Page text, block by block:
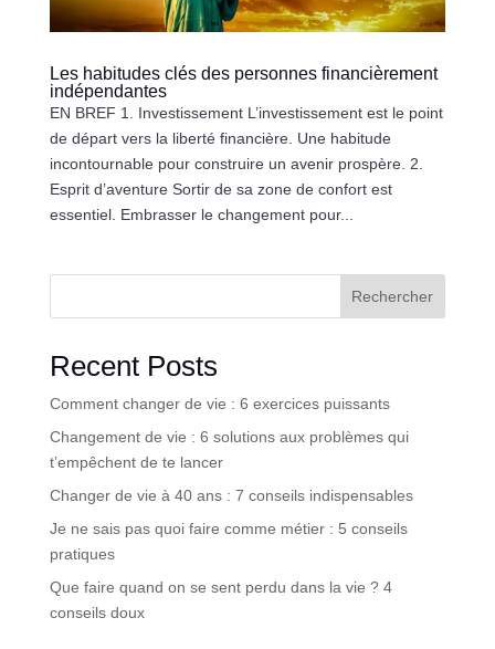
Les habitudes clés des personnes financièrement
indépendantes
EN BREF 1. Investissement L’investissement est le point
de départ vers la liberté financière. Une habitude
incontournable pour construire un avenir prospère. 2.
Esprit d’aventure Sortir de sa zone de confort est
essentiel. Embrasser le changement pour...
Rechercher
Recent Posts
Comment changer de vie : 6 exercices puissants
Changement de vie : 6 solutions aux problèmes qui
t’empêchent de te lancer
Changer de vie à 40 ans : 7 conseils indispensables
Je ne sais pas quoi faire comme métier : 5 conseils
pratiques
Que faire quand on se sent perdu dans la vie ? 4
conseils doux